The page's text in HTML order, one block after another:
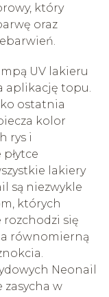
który
oraz
UV lakieru
aplikację topu.
ostatnia
kolor
rys i
lakiery
są niezwykle
których
rozchodzi się
równomierną
Neonail
zasycha w